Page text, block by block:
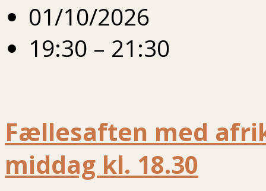
01/10/2026
19:30 – 21:30
Fællesaften med
middag kl. 18.30